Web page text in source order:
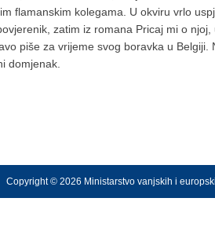
flamanskim kolegama. U okviru vrlo
zatim iz romana Pricaj mi o
piše za vrijeme svog boravka u
domjenak.
Copyright © 2026 Ministarstvo vanjskih i